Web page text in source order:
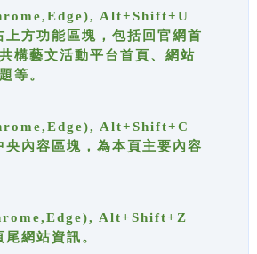
Alt+Shift+U
方功能區塊，包括回官網首
構藝文活動平台首頁、網站
等。
Alt+Shift+C
內容區塊，為本頁主要內容
Alt+Shift+Z
網站資訊。